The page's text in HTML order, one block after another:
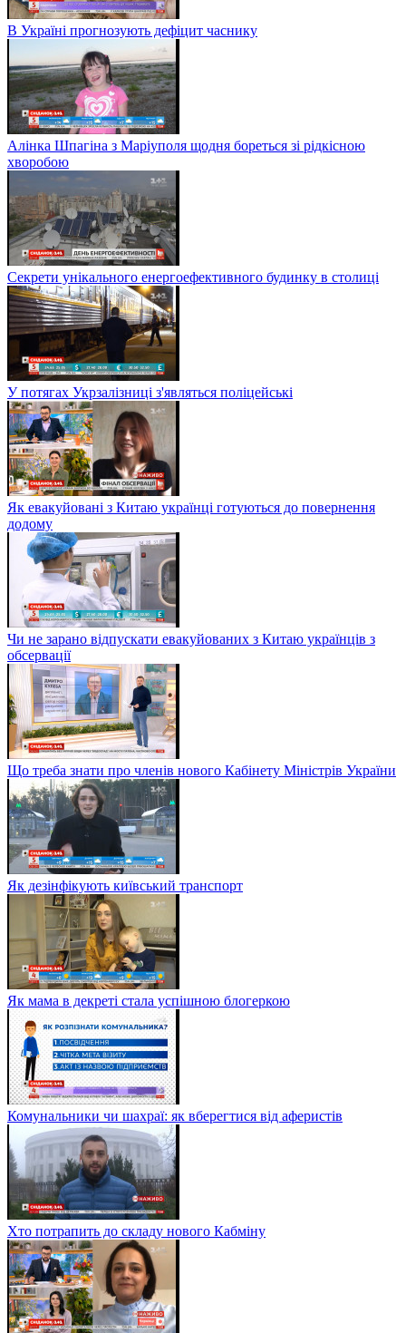
В Україні прогнозують дефіцит часнику
Алінка Шпагіна з Маріуполя щодня бореться зі рідкісною
хворобою
Секрети унікального енергоефективного будинку в столиці
У потягах Укрзалізниці з'являться поліцейські
Як евакуйовані з Китаю українці готуються до повернення
додому
Чи не зарано відпускати евакуйованих з Китаю українців з
обсервації
Що треба знати про членів нового Кабінету Міністрів України
Як дезінфікують київський транспорт
Як мама в декреті стала успішною блогеркою
Комунальники чи шахраї: як вберегтися від аферистів
Хто потрапить до складу нового Кабміну